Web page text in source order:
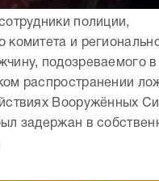
полиции,
комитета и
подозреваемого в
распространении
Вооружённых
задержан в